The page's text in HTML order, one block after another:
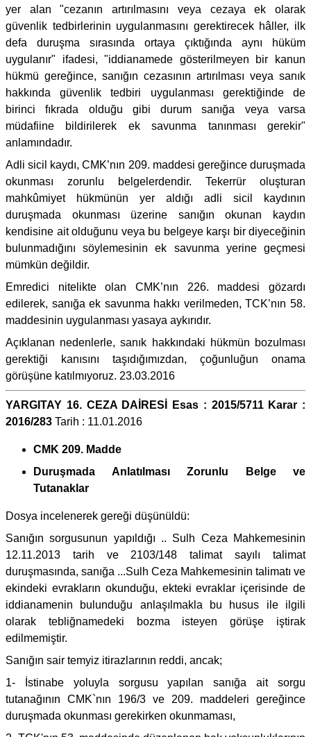
yer alan "cezanın artırılmasını veya cezaya ek olarak
güvenlik tedbirlerinin uygulanmasını gerektirecek hâller, ilk
defa duruşma sırasında ortaya çıktığında aynı hüküm
uygulanır" ifadesi, "iddianamede gösterilmeyen bir kanun
hükmü gereğince, sanığın cezasının artırılması veya sanık
hakkında güvenlik tedbiri uygulanması gerektiğinde de
birinci fıkrada olduğu gibi durum sanığa veya varsa
müdafiine bildirilerek ek savunma tanınması gerekir"
anlamındadır.
Adli sicil kaydı, CMK’nın 209. maddesi gereğince duruşmada
okunması zorunlu belgelerdendir. Tekerrür oluşturan
mahkûmiyet hükmünün yer aldığı adli sicil kaydının
duruşmada okunması üzerine sanığın okunan kaydın
kendisine ait olduğunu veya bu belgeye karşı bir diyeceğinin
bulunmadığını söylemesinin ek savunma yerine geçmesi
mümkün değildir.
Emredici nitelikte olan CMK’nın 226. maddesi gözardı
edilerek, sanığa ek savunma hakkı verilmeden, TCK’nın 58.
maddesinin uygulanması yasaya aykırıdır.
Açıklanan nedenlerle, sanık hakkındaki hükmün bozulması
gerektiği kanısını taşıdığımızdan, çoğunluğun onama
görüşüne katılmıyoruz. 23.03.2016
YARGITAY 16. CEZA DAİRESİ Esas : 2015/5711 Karar :
2016/283 Tarih : 11.01.2016
CMK 209. Madde
Duruşmada Anlatılması Zorunlu Belge ve
Tutanaklar
Dosya incelenerek gereği düşünüldü:
Sanığın sorgusunun yapıldığı .. Sulh Ceza Mahkemesinin
12.11.2013 tarih ve 2103/148 talimat sayılı talimat
duruşmasında, sanığa ...Sulh Ceza Mahkemesinin talimatı ve
ekindeki evrakların okunduğu, ekteki evraklar içerisinde de
iddianamenin bulunduğu anlaşılmakla bu husus ile ilgili
olarak tebliğnamedeki bozma isteyen görüşe iştirak
edilmemiştir.
Sanığın sair temyiz itirazlarının reddi, ancak;
1- İstinabe yoluyla sorgusu yapılan sanığa ait sorgu
tutanağının CMK`nın 196/3 ve 209. maddeleri gereğince
duruşmada okunması gerekirken okunmaması,